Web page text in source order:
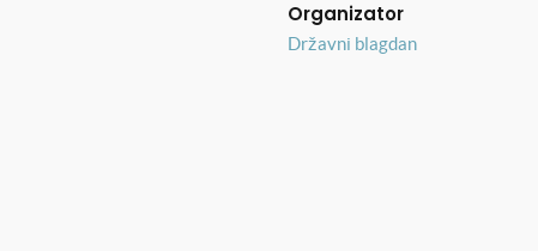
Organizator
Državni blagdan